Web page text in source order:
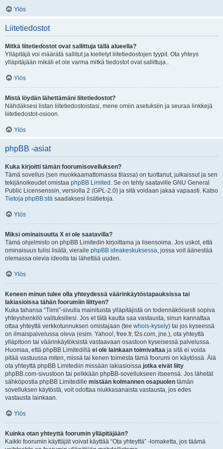
Ylös
Liitetiedostot
Mitkä liitetiedostot ovat sallittuja tällä alueella?
Ylläpitäjä voi määrätä sallitut ja kielletyt liitetiedostojen tyypit. Ota yhteys
ylläpitäjään mikäli et ole varma mitkä tiedostot ovat sallittuja..
Ylös
Mistä löydän lähettämäni liitetiedostot?
Nähdäksesi listan liitetiedostoistasi, mene omiin asetuksiin ja seuraa linkkejä
liitetiedostot-osioon.
Ylös
phpBB -asiat
Kuka kirjoitti tämän foorumisovelluksen?
Tämä sovellus (sen muokkaamattomassa tilassa) on tuottanut, julkaissut ja sen
tekijänoikeudet omistaa phpBB Limited . Se on tehty saataville GNU General
Public Licensenssin, versiolla 2 (GPL-2.0) ja sitä voidaan jakaa vapaasti. Katso
Tietoja phpBB:stä saadaksesi lisätietoja.
Ylös
Miksi ominaisuutta X ei ole saatavilla?
Tämä ohjelmisto on phpBB Limitedin kirjoittama ja lisensoima. Jos uskot, että
ominaisuus tulisi lisätä, vieraile phpBB ideakeskuksessa, jossa voit äänestää
olemassa olevia ideoita tai lähettää uuden.
Ylös
Keneen minun tulee olla yhteydessä väärinkäytöstapauksissa tai
lakiasioissa tähän foorumiin liittyen?
Kuka tahansa “Tiimi”-sivulla mainituista ylläpitäjistä on todennäköisesti sopiva
yhteyshenkilö valituksillesi. Jos et tätä kautta saa vastausta, sinun kannattaa
ottaa yhteyttä verkkotunnuksen omistajaan (tee whois-kysely) tai jos kyseessä
on ilmaispalvelussa oleva (esim. Yahoo!, free.fr, f2s.com, jne.), ota yhteyttä
ylläpitoon tai väärinkäytöksistä vastaavaan osastoon kyseisessä palvelussa.
Huomaa, että phpBB Limitedillä ei ole lainkaan toimivaltaa ja sitä ei voida
pitää vastuussa miten, missä tai kenen toimesta tämä foorumi on käytössä. Älä
ota yhteyttä phpBB Limitediin missään lakiasioissa jotka eivät liity
phpBB.com-sivustoon tai pelkkään phpBB-sovellukseen itseensä. Jos lähetät
sähköpostia phpBB Limitedille mistään kolmannen osapuolen tämän
sovelluksen käytöstä, voit odottaa niukkasanaista vastausta, jos edes
vastausta lainkaan.
Ylös
Kuinka otan yhteyttä foorumin ylläpitäjään?
Kaikki foorumin käyttäjät voivat käyttää “Ota yhteyttä” -lomaketta, jos täämä